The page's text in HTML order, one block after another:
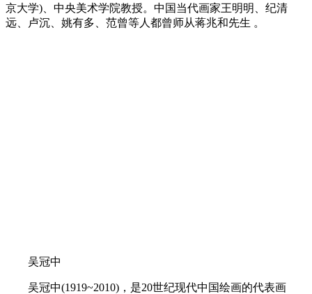
京大学)、中央美术学院教授。中国当代画家王明明、纪清
远、卢沉、姚有多、范曾等人都曾师从蒋兆和先生 。
吴冠中
吴冠中(1919~2010)，是20世纪现代中国绘画的代表画